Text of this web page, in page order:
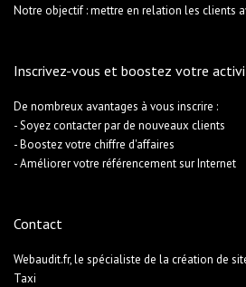
Notre objectif : mettre en relation les clients
Inscrivez-vous et boostez votre
De nombreux avantages à vous inscrire :
- Soyez contacter par de nouveaux clients
- Boostez votre chiffre d'affaires
- Améliorer votre référencement sur Internet
Contact
Webaudit.fr, le spécialiste de la création de
Taxi